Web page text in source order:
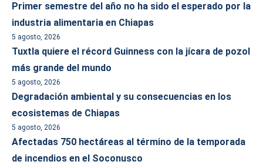
Primer semestre del año no ha sido el esperado por la
industria alimentaria en Chiapas
5 agosto, 2026
Tuxtla quiere el récord Guinness con la jícara de pozol
más grande del mundo
5 agosto, 2026
Degradación ambiental y su consecuencias en los
ecosistemas de Chiapas
5 agosto, 2026
Afectadas 750 hectáreas al término de la temporada
de incendios en el Soconusco